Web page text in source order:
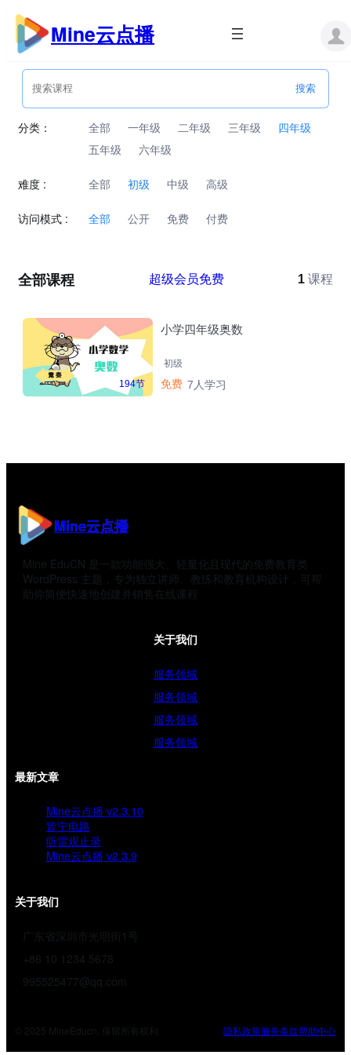
跳
内
Mine云点播
分类： 全部 一年级 二年级 三年级
四年级
五年级
六年级
难度 : 全部 初级 中级 高级
访问模式 : 全部 公开 免费 付费
全部课程 超级会员免费 1 课程
194节
小学四年级奥数
初级
免费 7人学习
Mine云点播
Mine EduCN 是一款功能强大、轻量化且现代的免费教育类
WordPress 主题，专为独立讲师、教练和教育机构设计，可帮
助你简便快速地创建并销售在线课程
关于我们
服务领域
服务领域
服务领域
服务领域
最新文章
Mine云点播 v2.3.10
皆宁电路
听雷观止录
Mine云点播 v2.3.9
关于我们
广东省深圳市光明街1号
+86 10 1234 5678
995525477@qq.com
© 2025 MineEducn. 保留所有权利 隐私政策服务条款帮助中心